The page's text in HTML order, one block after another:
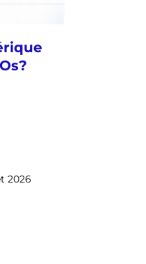
2026